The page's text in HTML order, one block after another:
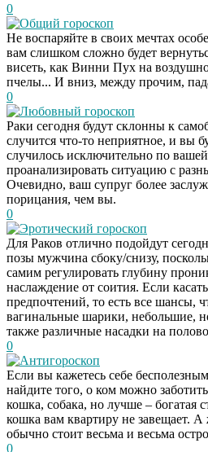
0
Общий гороскоп
Не воспаряйте в своих мечтах
вам слишком сложно будет
висеть, как Винни Пух на
пчелы... И вниз, между прочим,
0
Любовный гороскоп
Раки сегодня будут склонны к
случится что-то неприятное, и вы
случилось исключительно по
проанализировать ситуацию с
Очевидно, ваш супруг более
порицания, чем вы.
0
Эротический гороскоп
Для Раков отлично подойдут
позы мужчина сбоку/снизу,
самим регулировать глубину
наслаждение от соития. Если
предпочтений, то есть все шансы,
вагинальные шарики, небольшие,
также различные насадки на
0
Антигороскоп
Если вы кажетесь себе
найдите того, о ком можно
кошка, собака, но лучше – богатая
кошка вам квартиру не завещает.
обычно стоит весьма и весьма
0